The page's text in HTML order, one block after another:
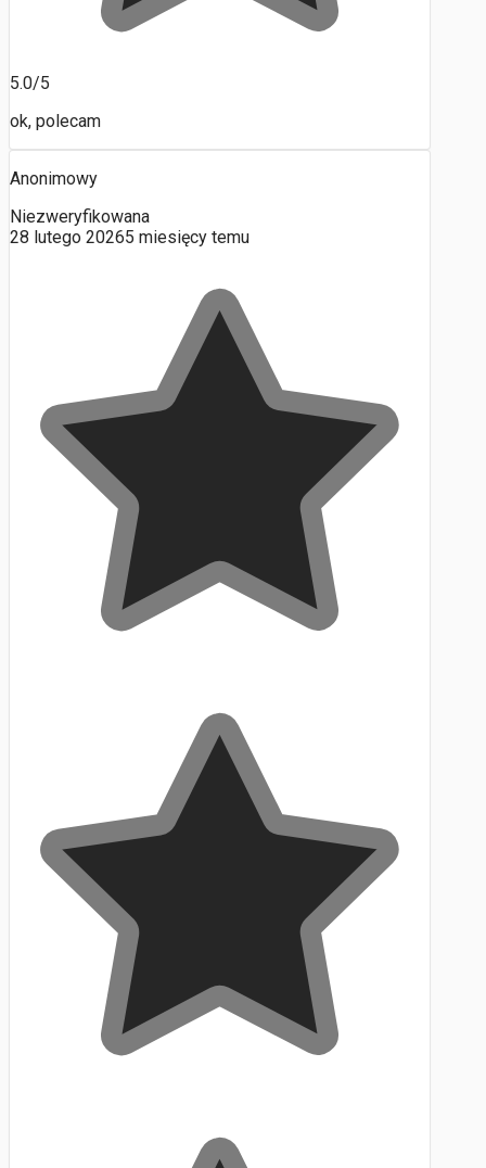
5.0/5
ok, polecam
Anonimowy
Niezweryfikowana
28 lutego 20265 miesięcy temu